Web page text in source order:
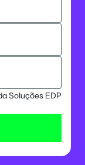
Soluções EDP